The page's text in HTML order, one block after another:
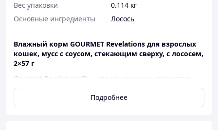
Вес упаковки
0.114 кг
Основные ингредиенты
Лосось
Влажный корм GOURMET Revelations для взрослых
кошек, мусс с соусом, стекающим сверху, с лососем,
2×57 г
Gourmet Revelations™ — это изысканные деликатесы
без лишних усилий. Мусс имеет нежную, воздушную
консистенцию, которую кошки обычно очень любят,
дополнен аппетитным соусом, стекающим сверху, что
Подробнее